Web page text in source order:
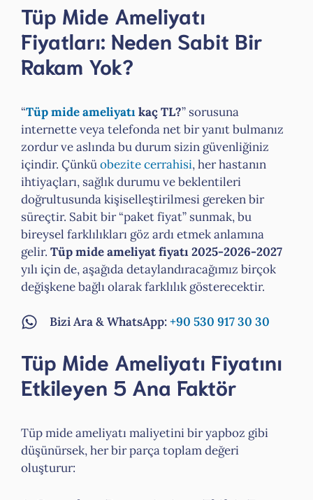
Tüp Mide Ameliyatı
Fiyatları: Neden Sabit Bir
Rakam Yok?
“Tüp mide ameliyatıkaç TL?” sorusuna
internette veya telefonda net bir yanıt bulmanız
zordur ve aslında bu durum sizin güvenliğiniz
içindir. Çünküobezite cerrahisi, her hastanın
ihtiyaçları, sağlık durumu ve beklentileri
doğrultusunda kişiselleştirilmesi gereken bir
süreçtir. Sabit bir “paket fiyat” sunmak, bu
bireysel farklılıkları göz ardı etmek anlamına
gelir. Tüp mide ameliyat fiyatı 2025-2026-2027
yılı için de, aşağıda detaylandıracağımız birçok
değişkene bağlı olarak farklılık gösterecektir.
Bizi Ara & WhatsApp:+90 530 917 30 30
Tüp Mide Ameliyatı Fiyatını
Etkileyen 5 Ana Faktör
Tüp mide ameliyatı maliyetini bir yapboz gibi
düşünürsek, her bir parça toplam değeri
oluşturur: